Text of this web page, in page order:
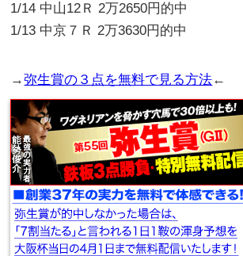
1/14 中山12Ｒ 2万2650円的中
1/13 中京７Ｒ 2万3630円的中
→弥生賞の３点を無料で見る方法←